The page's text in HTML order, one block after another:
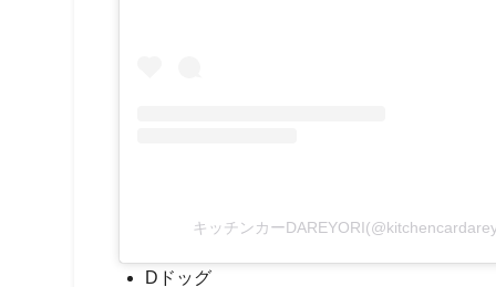
キッチンカー
Dドッグ